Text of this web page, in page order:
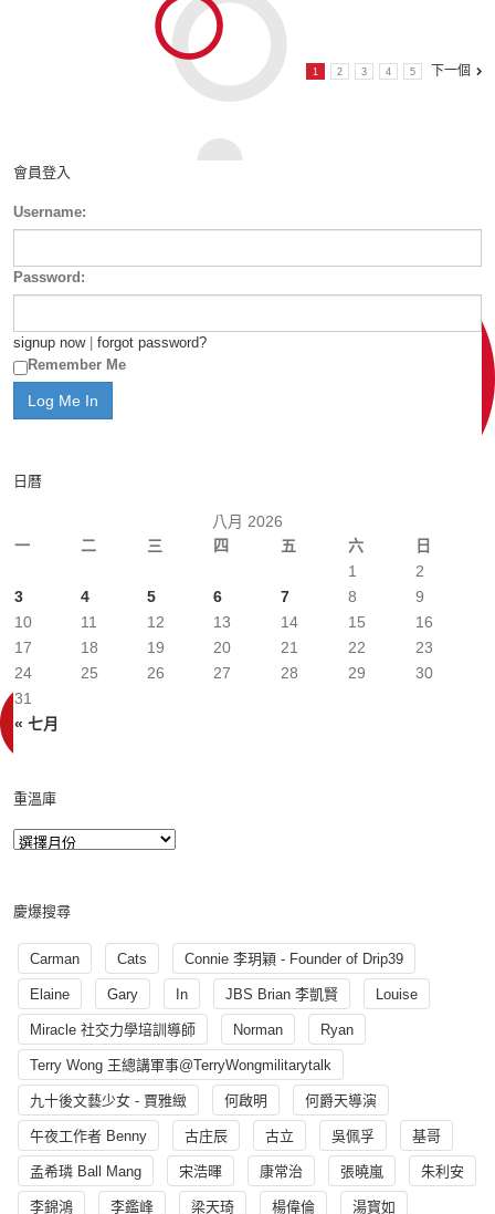
1 2 3 4 5 下一個
會員登入
Username:
Password:
signup now| forgot password?
Remember Me
日曆
八月 2026
一
二 三 四 五 六 日
« 七月
1
2
3
4 5 6 7 8
9
10
11 12 13 14 15
16
17
18 19 20 21 22
23
24
25 26 27 28 29
30
31
重溫庫
慶爆搜尋
Carman Cats Connie 李玥穎 - Founder of Drip39
Elaine Gary In JBS Brian 李凱賢 Louise
Miracle 社交力學培訓導師 Norman Ryan
Terry Wong 王總講軍事@TerryWongmilitarytalk
九十後文藝少女 - 賈雅緻 何啟明 何爵天導演
午夜工作者 Benny 古庄辰 古立 吳佩孚 基哥
孟希璘 Ball Mang 宋浩暉 康常治 張曉嵐 朱利安
李錦鴻 李鑑峰 梁天琦 楊偉倫 湯寳如